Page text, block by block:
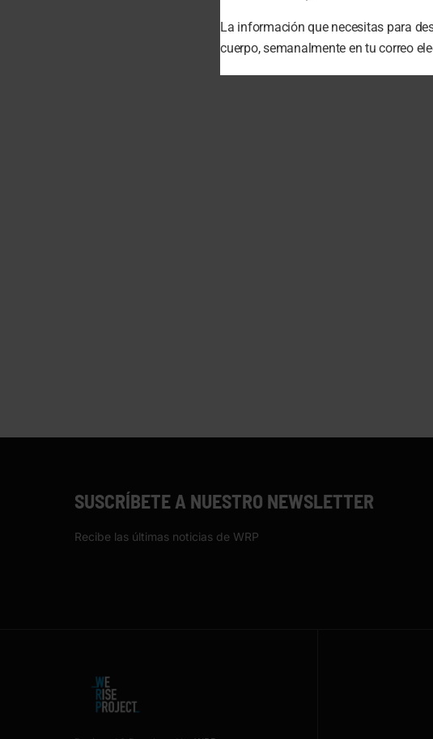
SUSCRÍBETE A NUESTRO NEWSLETTER
Recibe las últimas noticias de WRP
La información que necesitas para
cuerpo, semanalmente en tu correo